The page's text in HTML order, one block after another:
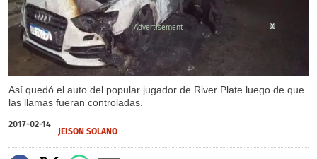
Así quedó el auto del popular jugador de River Plate luego de que
las llamas fueran controladas.
X
2017-02-14
JEISON SOLANO